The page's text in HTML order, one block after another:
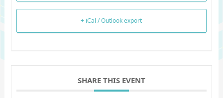
+ iCal / Outlook export
SHARE THIS EVENT